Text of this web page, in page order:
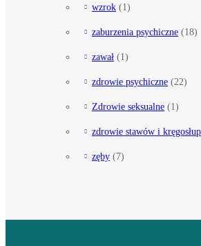
wzrok (1)
zaburzenia psychiczne (18)
zawał (1)
zdrowie psychiczne (22)
Zdrowie seksualne (1)
zdrowie stawów i
zęby (7)